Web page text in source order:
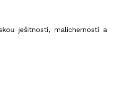
ješitností, malicherností a